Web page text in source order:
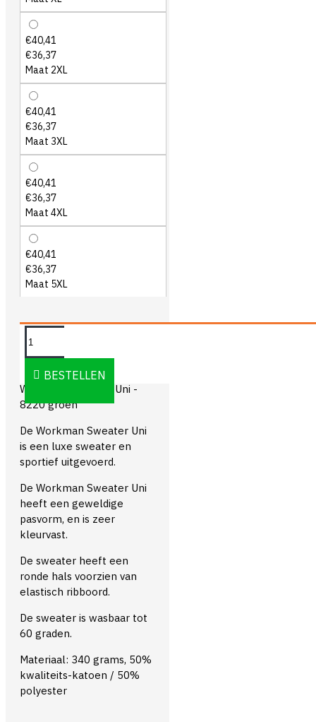
€40,41
€36,37
Maat 2XL
€40,41
€36,37
Maat 3XL
€40,41
€36,37
Maat 4XL
€40,41
€36,37
Maat 5XL
BESTELLEN
OMSCHRIJVING
Workman Sweater Uni -
8220 groen
De Workman Sweater Uni
is een luxe sweater en
sportief uitgevoerd.
De Workman Sweater Uni
heeft een geweldige
pasvorm, en is zeer
kleurvast.
De sweater heeft een
ronde hals voorzien van
elastisch ribboord.
De sweater is wasbaar tot
60 graden.
Materiaal: 340 grams, 50%
kwaliteits-katoen / 50%
polyester